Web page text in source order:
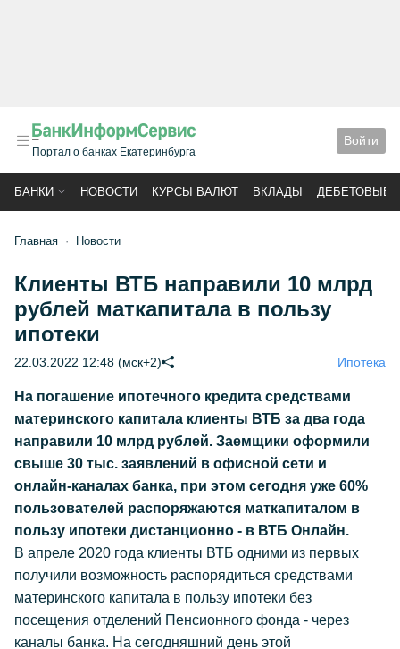
Портал о банках Екатеринбурга
Войти
БАНКИ НОВОСТИ КУРСЫ ВАЛЮТ ВКЛАДЫ ДЕБЕТОВЫЕ
Главная Новости
Клиенты ВТБ направили 10 млрд
рублей маткапитала в пользу
ипотеки
22.03.2022 12:48 (мск+2) Ипотека
На погашение ипотечного кредита средствами
материнского капитала клиенты ВТБ за два года
направили 10 млрд рублей. Заемщики оформили
свыше 30 тыс. заявлений в офисной сети и
онлайн-каналах банка, при этом сегодня уже 60%
пользователей распоряжаются маткапиталом в
пользу ипотеки дистанционно - в ВТБ Онлайн.
В апреле 2020 года клиенты ВТБ одними из первых
получили возможность распорядиться средствами
материнского капитала в пользу ипотеки без
посещения отделений Пенсионного фонда - через
каналы банка. На сегодняшний день этой